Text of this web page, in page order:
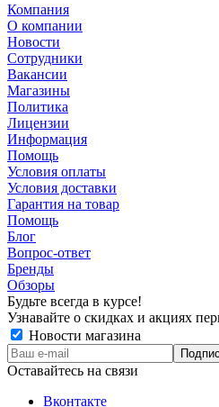
Компания
О компании
Новости
Сотрудники
Вакансии
Магазины
Политика
Лицензии
Информация
Помощь
Условия оплаты
Условия доставки
Гарантия на товар
Помощь
Блог
Вопрос-ответ
Бренды
Обзоры
Будьте всегда в курсе!
Узнавайте о скидках и акциях
Новости магазина
Оставайтесь на связи
Вконтакте